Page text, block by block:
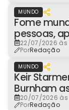
MUNDO
Fome
pessoas,
22/07/2026 às
PorRedação
MUNDO
Keir
Burnham
20/07/2026 às
PorRedação